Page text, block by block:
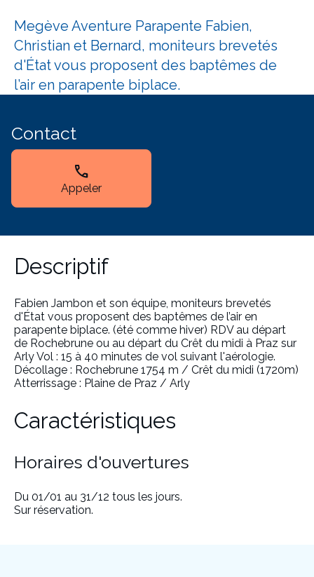
Megève Aventure Parapente Fabien,
Christian et Bernard, moniteurs brevetés
d'État vous proposent des baptêmes de
l’air en parapente biplace.
Contact
call
Appeler
Descriptif
Fabien Jambon et son équipe, moniteurs brevetés
d'État vous proposent des baptêmes de l’air en
parapente biplace. (été comme hiver) RDV au départ
de Rochebrune ou au départ du Crêt du midi à Praz sur
Arly Vol : 15 à 40 minutes de vol suivant l'aérologie.
Décollage : Rochebrune 1754 m / Crêt du midi (1720m)
Atterrissage : Plaine de Praz / Arly
Caractéristiques
Horaires d'ouvertures
Du 01/01 au 31/12 tous les jours.
Sur réservation.